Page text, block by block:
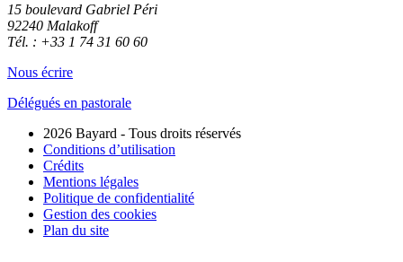
15 boulevard Gabriel Péri
92240 Malakoff
Tél. : +33 1 74 31 60 60
Nous écrire
Délégués en pastorale
2026 Bayard - Tous droits réservés
Conditions d’utilisation
Crédits
Mentions légales
Politique de confidentialité
Gestion des cookies
Plan du site